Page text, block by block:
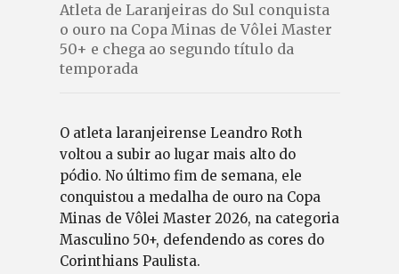
Atleta de Laranjeiras do Sul conquista
o ouro na Copa Minas de Vôlei Master
50+ e chega ao segundo título da
temporada
O atleta laranjeirense Leandro Roth
voltou a subir ao lugar mais alto do
pódio. No último fim de semana, ele
conquistou a medalha de ouro na Copa
Minas de Vôlei Master 2026, na categoria
Masculino 50+, defendendo as cores do
Corinthians Paulista.